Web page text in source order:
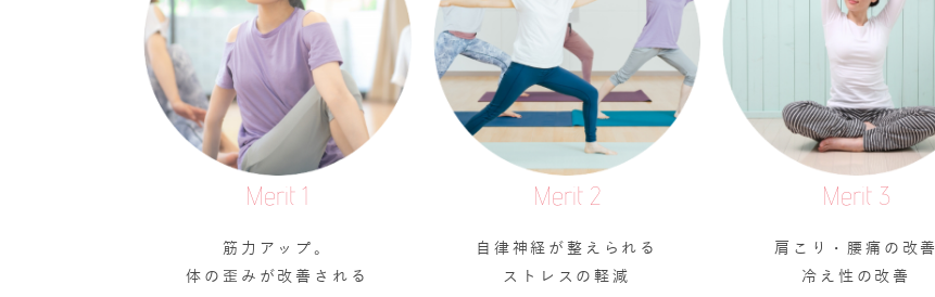
Merit 1
筋力アップ。
体の歪みが改善される
Merit 2
自律神経が整えられる
ストレスの軽減
Merit 3
肩こり・腰痛の改善
冷え性の改善